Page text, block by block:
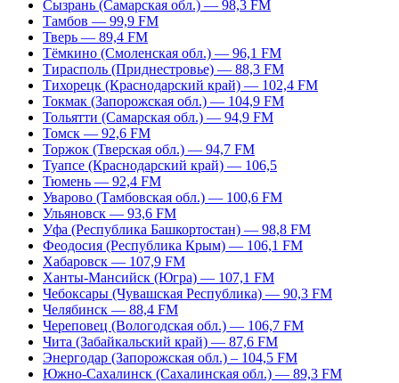
Сызрань (Самарская обл.) — 98,3 FM
Тамбов — 99,9 FM
Тверь — 89,4 FM
Тёмкино (Смоленская обл.) — 96,1 FM
Тирасполь (Приднестровье) — 88,3 FM
Тихорецк (Краснодарский край) — 102,4 FM
Токмак (Запорожская обл.) — 104,9 FM
Тольятти (Самарская обл.) — 94,9 FM
Томск — 92,6 FM
Торжок (Тверская обл.) — 94,7 FM
Туапсе (Краснодарский край) — 106,5
Тюмень — 92,4 FM
Уварово (Тамбовская обл.) — 100,6 FM
Ульяновск — 93,6 FM
Уфа (Республика Башкортостан) — 98,8 FM
Феодосия (Республика Крым) — 106,1 FM
Хабаровск — 107,9 FM
Ханты-Мансийск (Югра) — 107,1 FM
Чебоксары (Чувашская Республика) — 90,3 FM
Челябинск — 88,4 FM
Череповец (Вологодская обл.) — 106,7 FM
Чита (Забайкальский край) — 87,6 FM
Энергодар (Запорожская обл.) – 104,5 FM
Южно-Сахалинск (Сахалинская обл.) — 89,3 FM